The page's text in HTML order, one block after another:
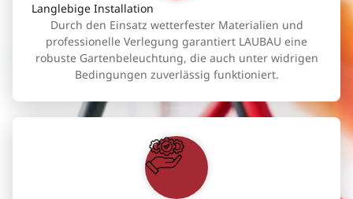
Langlebige Installation
Durch den Einsatz wetterfester Materialien und
professionelle Verlegung garantiert LAUBAU eine
robuste Gartenbeleuchtung, die auch unter widrigen
Bedingungen zuverlässig funktioniert.